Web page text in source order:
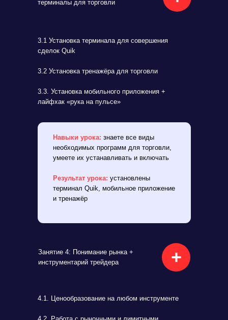
терминалы для торговли
3.1 Установка терминала для совершения
сделок Quik
3.2 Установка тренажёра для торговли
3.3. Установка мобильного приложения +
лайфхак «рука на пульсе»
Навыки урока: знаете все виды
необходимых программ для торговли,
умеете их устанавливать и включать
Результат урока: установлены
терминал Quik, мобильное приложение
и тренажёр
Занятие 4: Понимание рынка +
инструментарий трейдера
+
4.1. Ценообразование на любом инструменте